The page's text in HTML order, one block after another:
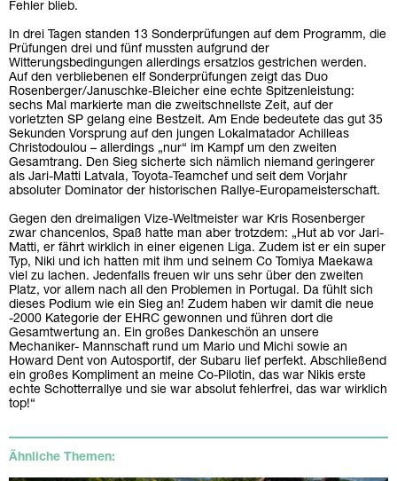
Fehler blieb.
In drei Tagen standen 13 Sonderprüfungen auf dem Programm, die
Prüfungen drei und fünf mussten aufgrund der
Witterungsbedingungen allerdings ersatzlos gestrichen werden.
Auf den verbliebenen elf Sonderprüfungen zeigt das Duo
Rosenberger/Januschke-Bleicher eine echte Spitzenleistung:
sechs Mal markierte man die zweitschnellste Zeit, auf der
vorletzten SP gelang eine Bestzeit. Am Ende bedeutete das gut 35
Sekunden Vorsprung auf den jungen Lokalmatador Achilleas
Christodoulou – allerdings „nur“ im Kampf um den zweiten
Gesamtrang. Den Sieg sicherte sich nämlich niemand geringerer
als Jari-Matti Latvala, Toyota-Teamchef und seit dem Vorjahr
absoluter Dominator der historischen Rallye-Europameisterschaft.
Gegen den dreimaligen Vize-Weltmeister war Kris Rosenberger
zwar chancenlos, Spaß hatte man aber trotzdem: „Hut ab vor Jari-
Matti, er fährt wirklich in einer eigenen Liga. Zudem ist er ein super
Typ, Niki und ich hatten mit ihm und seinem Co Tomiya Maekawa
viel zu lachen. Jedenfalls freuen wir uns sehr über den zweiten
Platz, vor allem nach all den Problemen in Portugal. Da fühlt sich
dieses Podium wie ein Sieg an! Zudem haben wir damit die neue
-2000 Kategorie der EHRC gewonnen und führen dort die
Gesamtwertung an. Ein großes Dankeschön an unsere
Mechaniker- Mannschaft rund um Mario und Michi sowie an
Howard Dent von Autosportif, der Subaru lief perfekt. Abschließend
ein großes Kompliment an meine Co-Pilotin, das war Nikis erste
echte Schotterrallye und sie war absolut fehlerfrei, das war wirklich
top!“
Ähnliche Themen: